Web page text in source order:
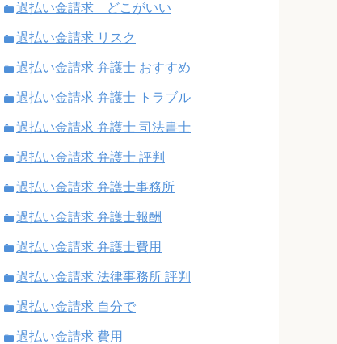
過払い金請求 どこがいい
過払い金請求 リスク
過払い金請求 弁護士 おすすめ
過払い金請求 弁護士 トラブル
過払い金請求 弁護士 司法書士
過払い金請求 弁護士 評判
過払い金請求 弁護士事務所
過払い金請求 弁護士報酬
過払い金請求 弁護士費用
過払い金請求 法律事務所 評判
過払い金請求 自分で
過払い金請求 費用